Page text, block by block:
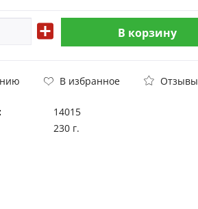
В корзину
В избранное Отзывы
14015
230 г.